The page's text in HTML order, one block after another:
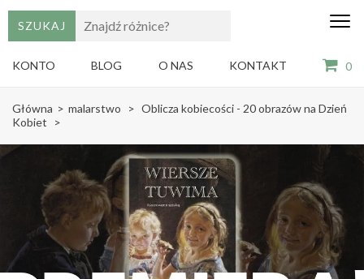
KONTO BLOG O NAS KONTAKT 0
to
(Press
Gry,
i
książki
dla
Główna > malarstwo > Oblicza kobiecości - 20 obrazów na Dzień
Kobiet
>